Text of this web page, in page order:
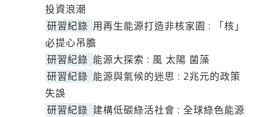
投資浪潮
研習紀錄 用再生能源打造非核家園 : 「核」
必提心吊膽
研習紀錄 能源大探索 : 風 太陽 菌藻
研習紀錄 能源與氣候的迷思 : 2兆元的政策
失誤
研習紀錄 建構低碳綠活社會 : 全球綠色能源